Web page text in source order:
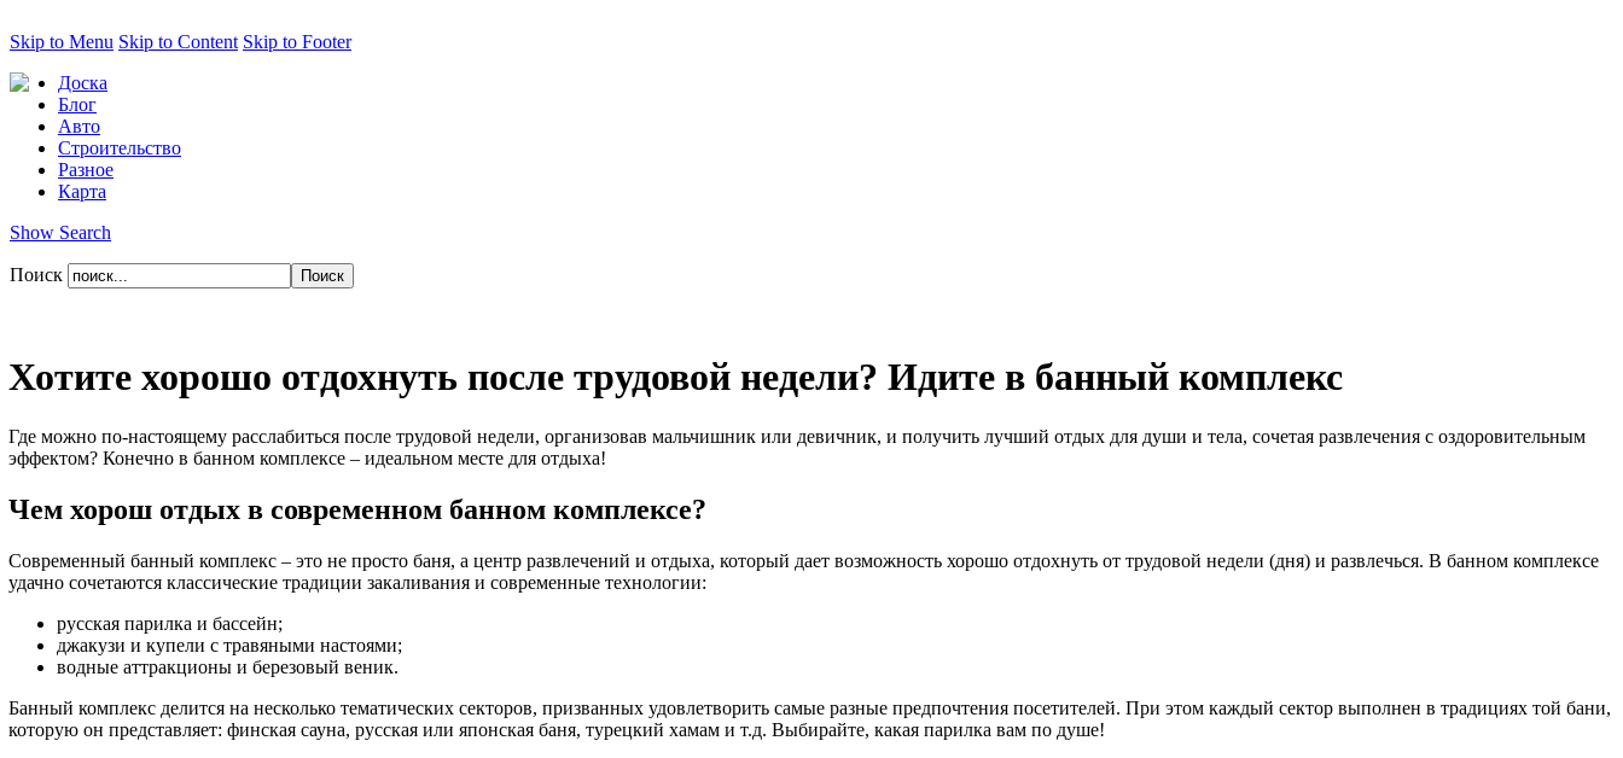
Skip to Menu Skip to Content Skip to Footer
Доска
Блог
Авто
Строительство
Разное
Карта
Show Search
Поиск
Хотите хорошо отдохнуть после трудовой недели? Идите в банный комплекс
Где можно по-настоящему расслабиться после трудовой недели, организовав мальчишник или девичник, и получить лучший отдых для души и тела, сочетая развлечения с оздоровительным
эффектом? Конечно в банном комплексе – идеальном месте для отдыха!
Чем хорош отдых в современном банном комплексе?
Современный банный комплекс – это не просто баня, а центр развлечений и отдыха, который дает возможность хорошо отдохнуть от трудовой недели (дня) и развлечься. В банном комплексе
удачно сочетаются классические традиции закаливания и современные технологии:
русская парилка и бассейн;
джакузи и купели с травяными настоями;
водные аттракционы и березовый веник.
Банный комплекс делится на несколько тематических секторов, призванных удовлетворить самые разные предпочтения посетителей. При этом каждый сектор выполнен в традициях той бани,
которую он представляет: финская сауна, русская или японская баня, турецкий хамам и т.д. Выбирайте, какая парилка вам по душе!